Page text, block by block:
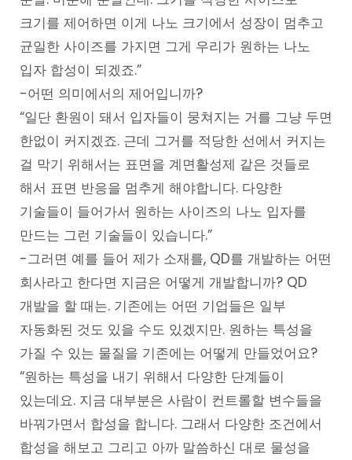
크기를 제어하면 이게 나노 크기에서 성장이 멈추고
균일한 사이즈를 가지면 그게 우리가 원하는 나노
입자 합성이 되겠죠.”
-어떤 의미에서의 제어입니까?
“일단 환원이 돼서 입자들이 뭉쳐지는 거를 그냥 두면
한없이 커지겠죠. 근데 그거를 적당한 선에서 커지는
걸 막기 위해서는 표면을 계면활성제 같은 것들로
해서 표면 반응을 멈추게 해야합니다. 다양한
기술들이 들어가서 원하는 사이즈의 나노 입자를
만드는 그런 기술들이 있습니다.”
-그러면 예를 들어 제가 소재를, QD를 개발하는 어떤
회사라고 한다면 지금은 어떻게 개발합니까? QD
개발을 할 때는. 기존에는 어떤 기업들은 일부
자동화된 것도 있을 수도 있겠지만. 원하는 특성을
가질 수 있는 물질을 기존에는 어떻게 만들었어요?
“원하는 특성을 내기 위해서 다양한 단계들이
있는데요. 지금 대부분은 사람이 컨트롤할 변수들을
바꿔가면서 합성을 합니다. 그래서 다양한 조건에서
합성을 해보고 그리고 아까 말씀하신 대로 물성을